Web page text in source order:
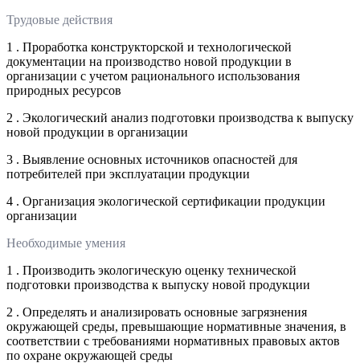
Трудовые действия
1 . Проработка конструкторской и технологической
документации на производство новой продукции в
организации с учетом рационального использования
природных ресурсов
2 . Экологический анализ подготовки производства к выпуску
новой продукции в организации
3 . Выявление основных источников опасностей для
потребителей при эксплуатации продукции
4 . Организация экологической сертификации продукции
организации
Необходимые умения
1 . Производить экологическую оценку технической
подготовки производства к выпуску новой продукции
2 . Определять и анализировать основные загрязнения
окружающей среды, превышающие нормативные значения, в
соответствии с требованиями нормативных правовых актов
по охране окружающей среды